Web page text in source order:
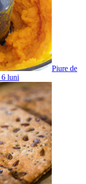
Piure de
6 luni